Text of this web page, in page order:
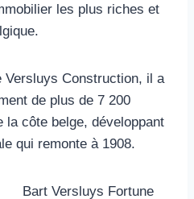
les plus riches et
Versluys Construction, il a
de plus de 7 200
la côte belge, développant
qui remonte à 1908.